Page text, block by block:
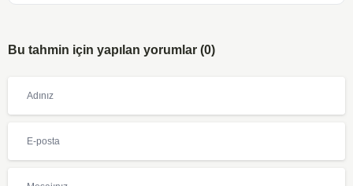
Bu tahmin için yapılan yorumlar (0)